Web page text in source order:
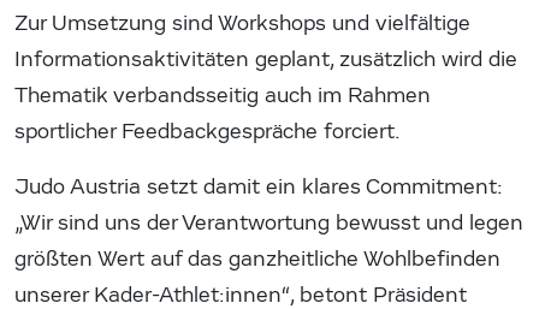
Zur Umsetzung sind Workshops und vielfältige
Informationsaktivitäten geplant, zusätzlich wird die
Thematik verbandsseitig auch im Rahmen
sportlicher Feedbackgespräche forciert.
Judo Austria setzt damit ein klares Commitment:
„Wir sind uns der Verantwortung bewusst und legen
größten Wert auf das ganzheitliche Wohlbefinden
unserer Kader-Athlet:innen“, betont Präsident